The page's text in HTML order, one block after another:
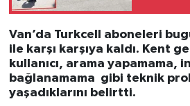
Van’da Turkcell aboneleri
ile karşı karşıya kaldı. Kent
kullanıcı, arama yapamama,
bağlanamama gibi teknik
yaşadıklarını belirtti.